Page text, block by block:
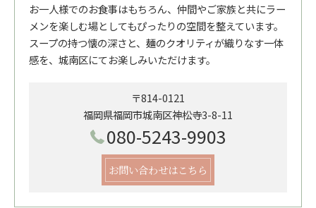
お一人様でのお食事はもちろん、仲間やご家族と共にラー
メンを楽しむ場としてもぴったりの空間を整えています。
スープの持つ懐の深さと、麺のクオリティが織りなす一体
感を、城南区にてお楽しみいただけます。
〒814-0121
福岡県福岡市城南区神松寺3-8-11
080-5243-9903
お問い合わせはこちら